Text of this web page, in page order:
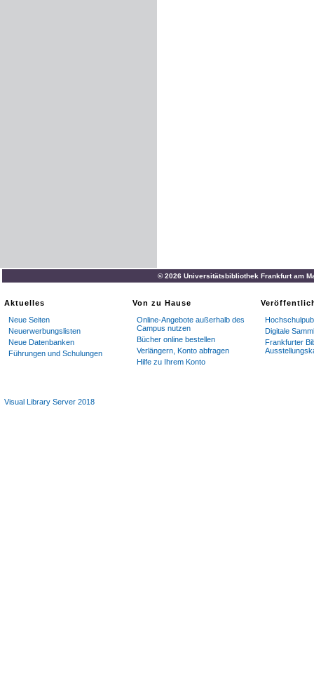
© 2026 Universitätsbibliothek Frankfurt am
Aktuelles
Neue Seiten
Neuerwerbungslisten
Neue Datenbanken
Führungen und Schulungen
Von zu Hause
Online-Angebote außerhalb des
Campus nutzen
Bücher online bestellen
Verlängern, Konto abfragen
Hilfe zu Ihrem Konto
Digitale
Frankfurter
Visual Library Server 2018